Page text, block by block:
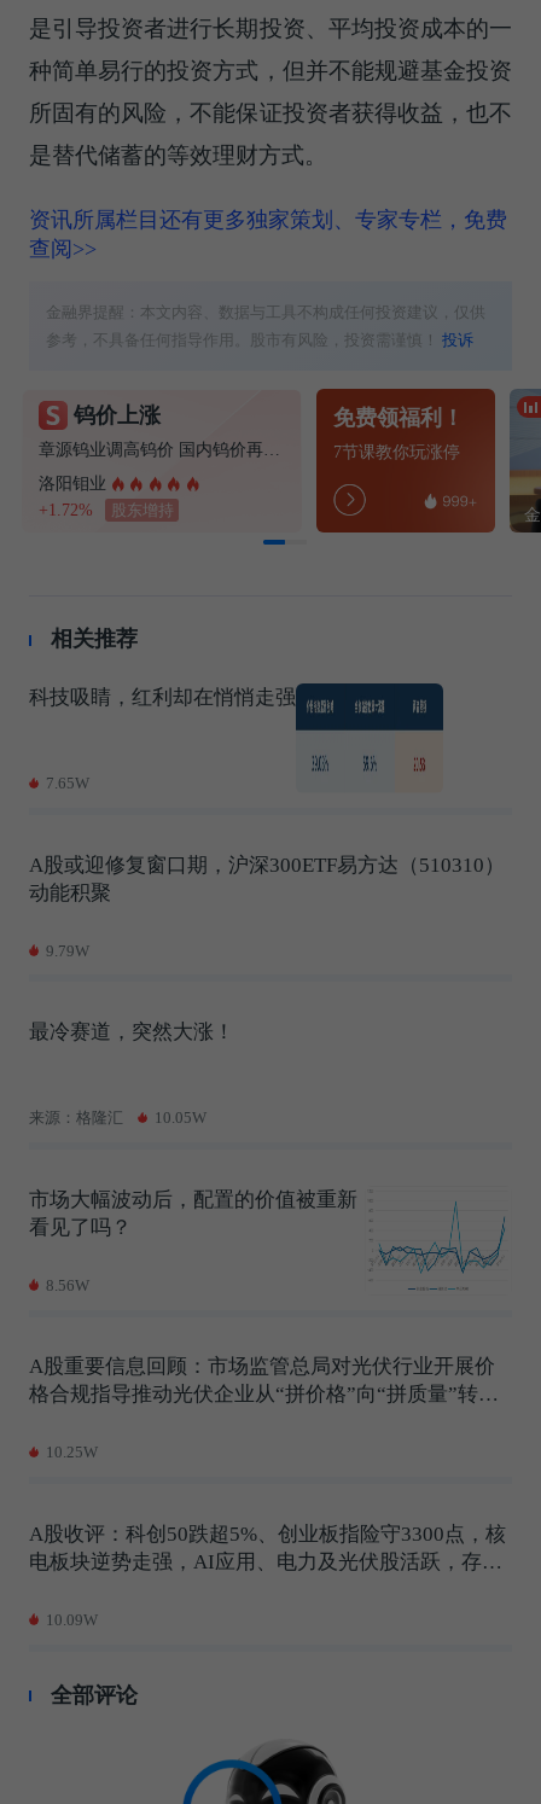
是引导投资者进行长期投资、平均投资成本的一
种简单易行的投资方式，但并不能规避基金投资
所固有的风险，不能保证投资者获得收益，也不
是替代储蓄的等效理财方式。
资讯所属栏目还有更多独家策划、专家专栏，免费
查阅>>
金融界提醒：本文内容、数据与工具不构成任何投资建议，仅供
参考，不具备任何指导作用。股市有风险，投资需谨慎！投诉
钨价上涨
洛阳钼业
+1.72%
股东增持
免费领福利！
7节课教你玩涨停
相关推荐
科技吸睛，红利却在悄悄走强
7.65W
A股或迎修复窗口期，沪深300ETF易方达（510310）
动能积聚
9.79W
最冷赛道，突然大涨！
来源：格隆汇 10.05W
市场大幅波动后，配置的价值被重新
看见了吗？
8.56W
A股重要信息回顾：市场监管总局对光伏行业开展价
格合规指导推动光伏企业从“拼价格”向“拼质量”转
务实合作的系列新举措
10.25W
A股收评：科创50跌超5%、创业板指险守3300点，核
电板块逆势走强，AI应用、电力及光伏股活跃，存储
10.09W
全部评论